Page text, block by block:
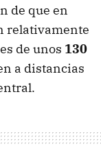
de que en
relativamente
de unos 130
a distancias